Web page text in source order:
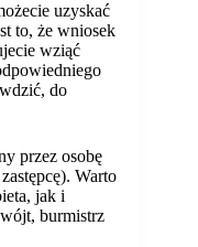
uzyskać
to, że wniosek
wziąć
do
przez osobę
Warto
jak i
burmistrz